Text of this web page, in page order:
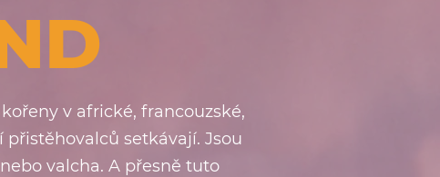
v africké, francouzské,
setkávají. Jsou
valcha. A přesně tuto